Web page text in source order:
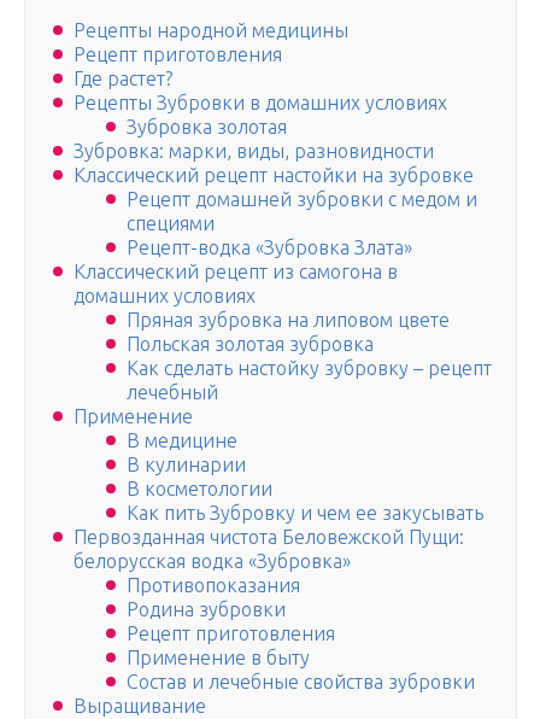
Рецепты народной медицины
Рецепт приготовления
Где растет?
Рецепты Зубровки в домашних условиях
Зубровка золотая
Зубровка: марки, виды, разновидности
Классический рецепт настойки на зубровке
Рецепт домашней зубровки с медом и
специями
Рецепт-водка «Зубровка Злата»
Классический рецепт из самогона в
домашних условиях
Пряная зубровка на липовом цвете
Польская золотая зубровка
Как сделать настойку зубровку – рецепт
лечебный
Применение
В медицине
В кулинарии
В косметологии
Как пить Зубровку и чем ее закусывать
Первозданная чистота Беловежской Пущи:
белорусская водка «Зубровка»
Противопоказания
Родина зубровки
Рецепт приготовления
Применение в быту
Состав и лечебные свойства зубровки
Выращивание